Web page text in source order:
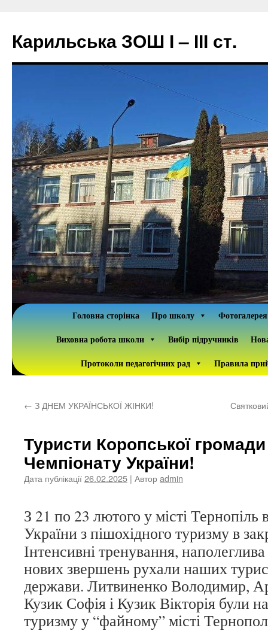
вмісту
Карильська ЗОШ І – ІІІ ст.
Головна сторінка Про школу
Фотогалерея
Виховна робота школи
Вибір підручників
Протоколи педагогічних рад
Правила
← З ДНЕМ УКРАЇНСЬКОЇ ЖІНКИ!
Туристи Коропської
Чемпіонату України!
Дата публікації26.02.2025 | Авторadmin
З 21 по 23 лютого у місті Тернопіль
України з пішохідного туризму в
Інтенсивні тренування,
нових звершень рухали наших
держави. Литвиненко Володимир,
Кузик Софія і Кузик Вікторія були
туризму у “файному” місті